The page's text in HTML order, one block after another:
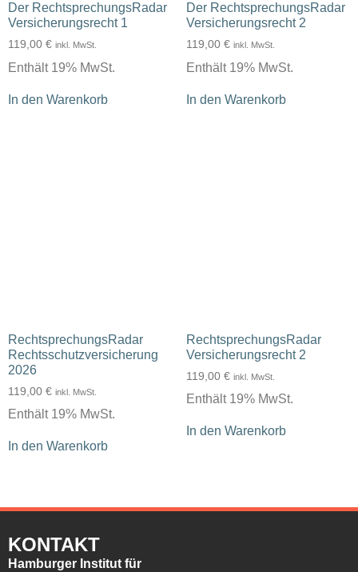
Der RechtsprechungsRadar
Versicherungsrecht 1
119,00 € inkl. MwSt.
Enthält 19% MwSt.
In den Warenkorb
Der RechtsprechungsRadar
Versicherungsrecht 2
119,00 € inkl. MwSt.
Enthält 19% MwSt.
In den Warenkorb
RechtsprechungsRadar
Rechtsschutzversicherung
2026
119,00 € inkl. MwSt.
Enthält 19% MwSt.
In den Warenkorb
RechtsprechungsRadar
Versicherungsrecht 2
119,00 € inkl. MwSt.
Enthält 19% MwSt.
In den Warenkorb
KONTAKT
Hamburger Institut für